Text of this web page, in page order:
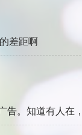
差距啊
告。知道有人在